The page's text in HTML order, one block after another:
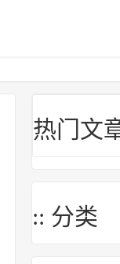
热门文
:: 分类